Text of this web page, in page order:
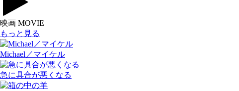
映画 MOVIE
もっと見る
Michael／マイケル
急に具合が悪くなる